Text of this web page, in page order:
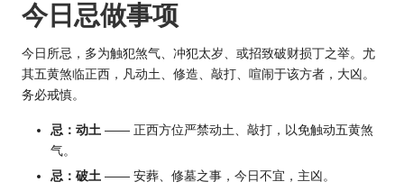
今日忌做事项
今日所忌，多为触犯煞气、冲犯太岁、或招致破财损丁之举。尤
其五黄煞临正西，凡动土、修造、敲打、喧闹于该方者，大凶。
务必戒慎。
忌：动土 —— 正西方位严禁动土、敲打，以免触动五黄煞
气。
忌：破土 —— 安葬、修墓之事，今日不宜，主凶。